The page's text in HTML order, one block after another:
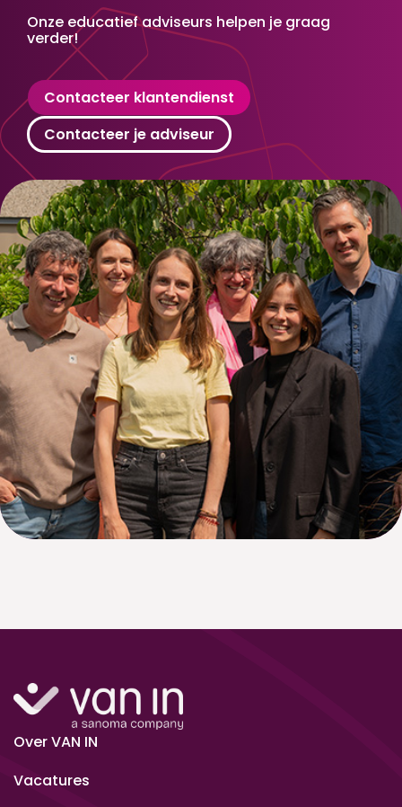
Onze educatief adviseurs helpen je graag
verder!
Contacteer klantendienst
Contacteer je adviseur
Over VAN IN
Vacatures